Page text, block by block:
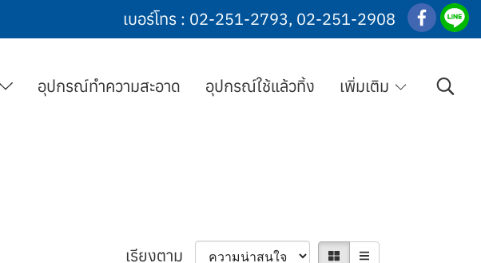
เบอร์โทร : 02-251-2793, 02-251-2908
อุปกรณ์ทำความสะอาด อุปกรณ์ใช้แล้วทิ้ง เพิ่มเติม
เรียงตาม